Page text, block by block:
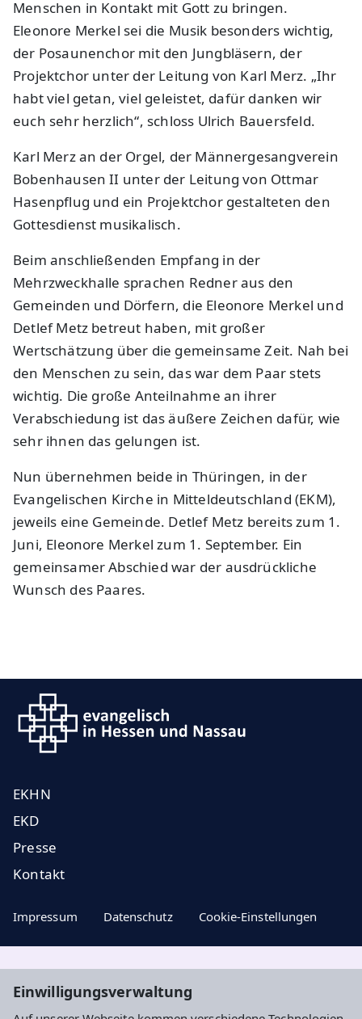
Einwilligungsverwaltung
Menschen in Kontakt mit Gott zu bringen.
Eleonore Merkel sei die Musik besonders wichtig,
der Posaunenchor mit den Jungbläsern, der
Projektchor unter der Leitung von Karl Merz. „Ihr
habt viel getan, viel geleistet, dafür danken wir
euch sehr herzlich“, schloss Ulrich Bauersfeld.
Karl Merz an der Orgel, der Männergesangverein
Bobenhausen II unter der Leitung von Ottmar
Hasenpflug und ein Projektchor gestalteten den
Gottesdienst musikalisch.
Beim anschließenden Empfang in der
Mehrzweckhalle sprachen Redner aus den
Gemeinden und Dörfern, die Eleonore Merkel und
Detlef Metz betreut haben, mit großer
Wertschätzung über die gemeinsame Zeit. Nah bei
den Menschen zu sein, das war dem Paar stets
wichtig. Die große Anteilnahme an ihrer
Verabschiedung ist das äußere Zeichen dafür, wie
sehr ihnen das gelungen ist.
Nun übernehmen beide in Thüringen, in der
Evangelischen Kirche in Mitteldeutschland (EKM),
jeweils eine Gemeinde. Detlef Metz bereits zum 1.
Juni, Eleonore Merkel zum 1. September. Ein
gemeinsamer Abschied war der ausdrückliche
Wunsch des Paares.
EKHN
EKD
Presse
Kontakt
Impressum Datenschutz Cookie-Einstellungen
Aktuelle Nachrichten, geistige Impulse ...